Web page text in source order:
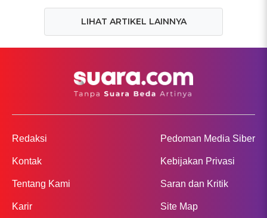
LIHAT ARTIKEL LAINNYA
Redaksi
Kontak
Tentang Kami
Karir
Pedoman Media Siber
Kebijakan Privasi
Saran dan Kritik
Site Map